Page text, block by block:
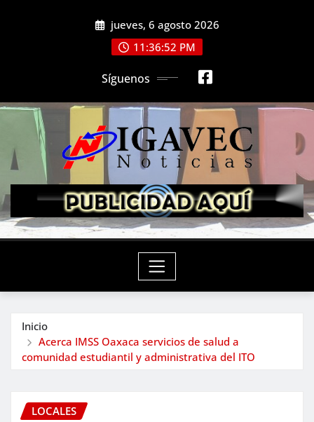
jueves, 6 agosto 2026
11:36:54 PM
Síguenos
Inicio
Acerca IMSS Oaxaca servicios de salud a
comunidad estudiantil y administrativa del ITO
LOCALES